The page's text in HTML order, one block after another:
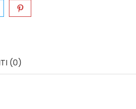
(0)